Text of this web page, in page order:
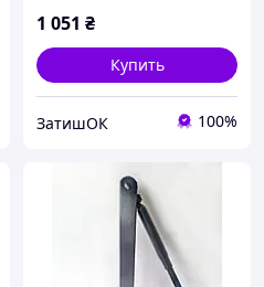
1 051 ₴
Купить
ЗатишОК 100%